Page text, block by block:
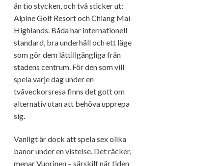
än tio stycken, och två sticker ut:
Alpine Golf Resort och Chiang Mai
Highlands. Båda har internationell
standard, bra underhåll och ett läge
som gör dem lättillgängliga från
stadens centrum. För den som vill
spela varje dag under en
tvåveckorsresa finns det gott om
alternativ utan att behöva upprepa
sig.
Vanligt är dock att spela sex olika
banor under en vistelse. Det räcker,
menar Vuorinen – särskilt när tiden